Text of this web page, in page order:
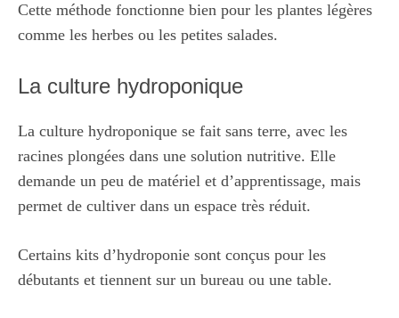
Cette méthode fonctionne bien pour les plantes légères
comme les herbes ou les petites salades.
La culture hydroponique
La culture hydroponique se fait sans terre, avec les
racines plongées dans une solution nutritive. Elle
demande un peu de matériel et d’apprentissage, mais
permet de cultiver dans un espace très réduit.
Certains kits d’hydroponie sont conçus pour les
débutants et tiennent sur un bureau ou une table.